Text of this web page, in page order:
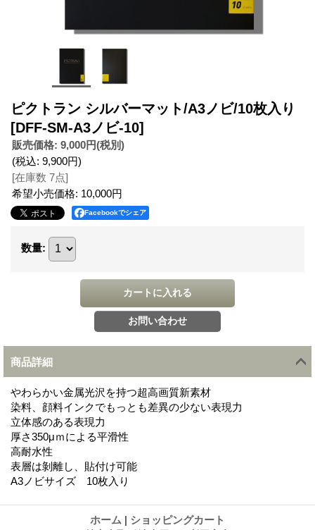
ピクトラン シルバーマット/A3ノビ/10枚入り
[DFF-SM-A3ノビ-10]
販売価格: 9,000円(税別)
(税込: 9,900円)
[在庫数 7点]
希望小売価格: 10,000円
Facebookでシェア
数量:
商品詳細
やわらかい金属光沢を持つ超高画質新素材
染料、顔料インクでもっとも差異の少ない表現力
立体感のある表現力
厚さ350μｍによる平滑性
高耐水性
表層は剝離し、貼付け可能
A3ノビサイズ 10枚入り
ホーム | ショッピングカート